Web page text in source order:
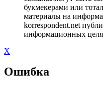
букмекерами или
материалы на
korrespondent.net
информационных
X
Ошибка